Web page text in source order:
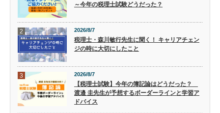
～今年の税理士試験どうだった？
2 2026/8/7
税理士・森川敏行先生に聞く！ キャリアチェン
ジの時に大切にしたこと
3 2026/8/7
【税理士試験】今年の簿記論はどうだった？
渡邉 圭先生が予想するボーダーラインと学習ア
ドバイス